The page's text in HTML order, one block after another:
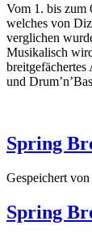
Vom 1. bis zum
welches von
verglichen
Musikalisch
und
Spring
Gespeichert von
Spring